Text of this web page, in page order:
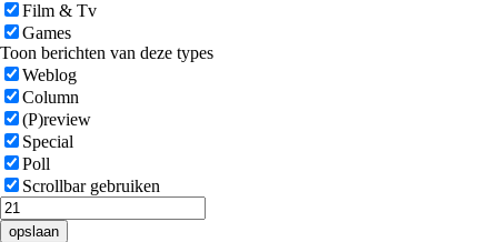
Film & Tv
Games
Toon berichten van deze types
Weblog
Column
(P)review
Special
Poll
Scrollbar gebruiken
opslaan